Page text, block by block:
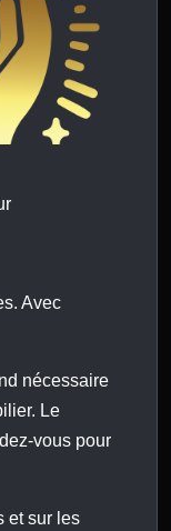
Avec
nécessaire
Le
vous pour
et sur les